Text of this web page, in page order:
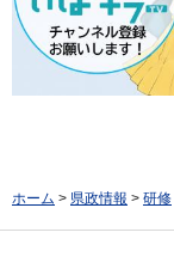
ホーム > 県政情報 > 研修